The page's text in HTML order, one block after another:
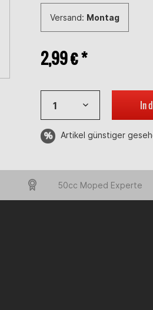
Versand: Montag
2,99 € *
In
Artikel günstiger
50cc Moped Experte